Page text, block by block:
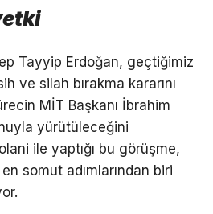
Tayyip Erdoğan, geçtiğimiz
ve silah bırakma kararını
MİT Başkanı İbrahim
yürütüleceğini
ile yaptığı bu görüşme,
somut adımlarından biri